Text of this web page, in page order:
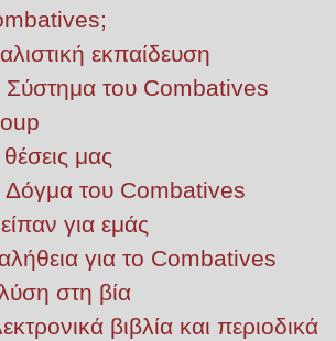
εκπαίδευση
Σύστημα του Combatives
μας
Δόγμα του Combatives
για εμάς
για το Combatives
στη βία
βιβλία και περιοδικά